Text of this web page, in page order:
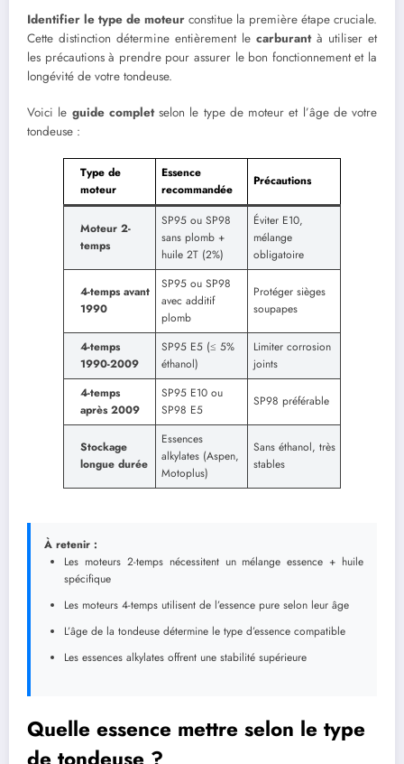
Identifier le type de moteur constitue la première étape cruciale.
Cette distinction détermine entièrement le carburantà utiliser et
les précautions à prendre pour assurer le bon fonctionnement et la
longévité de votre tondeuse.
Voici le guide completselon le type de moteur et l’âge de votre
tondeuse :
Type de
moteur
Essence
recommandée
Précautions
Moteur 2-
temps
SP95 ou SP98
sans plomb +
huile 2T (2%)
Éviter E10,
mélange
obligatoire
4-temps avant
1990
SP95 ou SP98
avec additif
plomb
Protéger sièges
soupapes
4-temps
1990-2009
SP95 E5 (≤ 5%
éthanol)
Limiter corrosion
joints
4-temps
après 2009
SP95 E10 ou
SP98 E5
SP98 préférable
Stockage
longue durée
Essences
alkylates (Aspen,
Motoplus)
Sans éthanol, très
stables
À retenir :
Les moteurs 2-temps nécessitent un mélange essence + huile
spécifique
Les moteurs 4-temps utilisent de l’essence pure selon leur âge
L’âge de la tondeuse détermine le type d’essence compatible
Les essences alkylates offrent une stabilité supérieure
Quelle essence mettre selon le type